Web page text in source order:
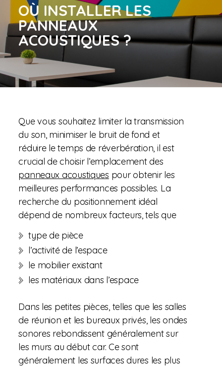
OÙ INSTALLER LES
PANNEAUX
ACOUSTIQUES ?
Que vous souhaitez limiter la transmission
du son, minimiser le bruit de fond et
réduire le temps de réverbération, il est
crucial de choisir l’emplacement des
panneaux acoustiques pour obtenir les
meilleures performances possibles. La
recherche du positionnement idéal
dépend de nombreux facteurs, tels que
type de pièce
l’activité de l’espace
le mobilier existant
les matériaux dans l’espace
Dans les petites pièces, telles que les salles
de réunion et les bureaux privés, les ondes
sonores rebondissent généralement sur
les murs au début car. Ce sont
généralement les surfaces dures les plus